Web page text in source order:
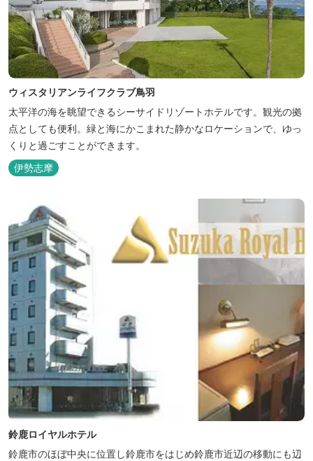
ウィスタリアンライフクラブ鳥羽
太平洋の海を眺望できるシーサイドリゾートホテルです。観光の拠
点としても便利。緑と海にかこまれた静かなロケーションで、ゆっ
くりと過ごすことができます。
伊勢志摩
鈴鹿ロイヤルホテル
鈴鹿市のほぼ中央に位置し鈴鹿市をはじめ鈴鹿市近辺の移動にも辺